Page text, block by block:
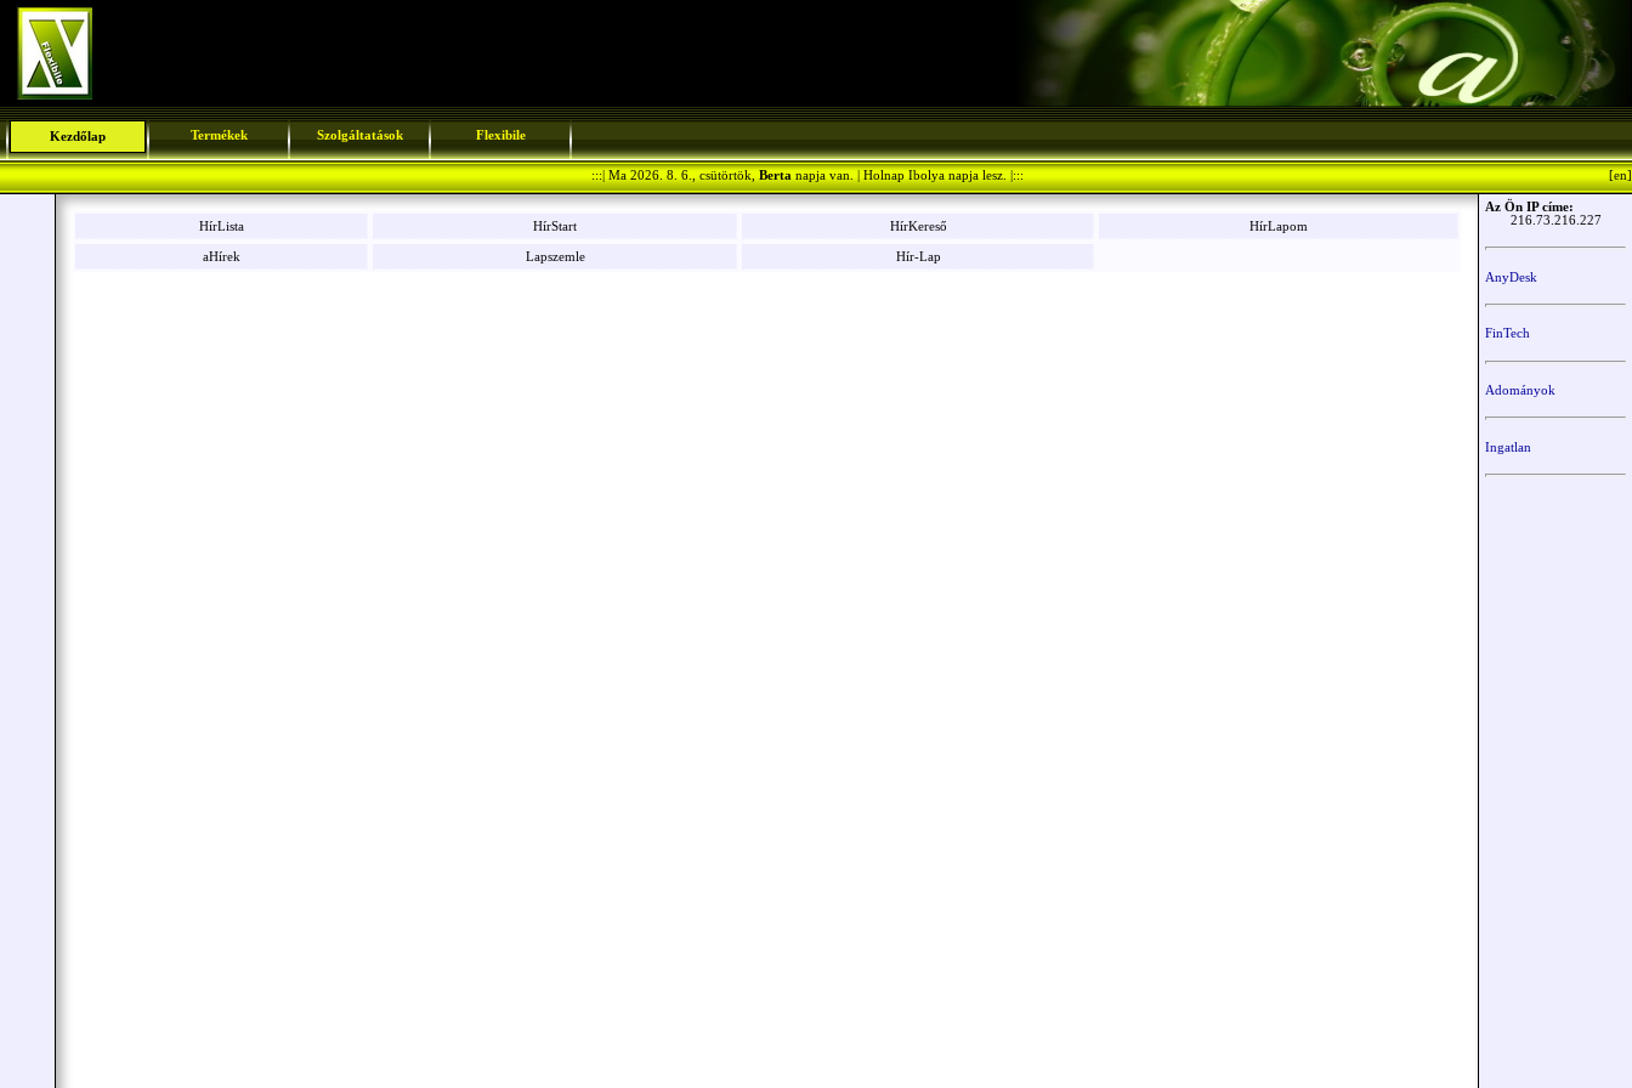
Kezdőlap Termékek Szolgáltatások Flexibile
:::| Ma 2026. 8. 6., csütörtök, Berta napja van. | Holnap Ibolya napja lesz. |::: [en]
HírLista HírStart HírKereső HírLapom
aHírek Lapszemle Hír-Lap
Az Ön IP címe:
216.73.216.227
AnyDesk
FinTech
Adományok
Ingatlan